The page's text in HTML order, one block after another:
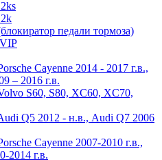
педали тормоза)
Cayenne 2014 - 2017 г.в.,
– 2016 г.в.
S60, S80, XC60, XC70,
Q5 2012 - н.в., Audi Q7 2006
Cayenne 2007-2010 г.в.,
2014 г.в.